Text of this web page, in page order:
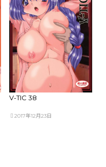
V-TIC 38
2017年12月23日